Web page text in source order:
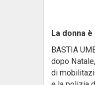
La donna
BASTIA
dopo
di